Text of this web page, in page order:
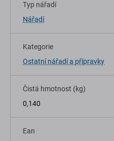
Typ nářadí
Nářadí
Kategorie
Ostatní nářadí a přípravky
Čistá hmotnost (kg)
0,140
Ean